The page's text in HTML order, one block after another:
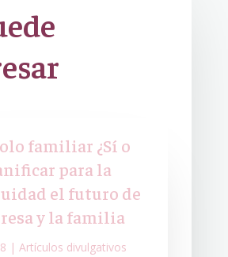
familiar ¿Sí o
para la
el futuro de
y la familia
| Artículos divulgativos